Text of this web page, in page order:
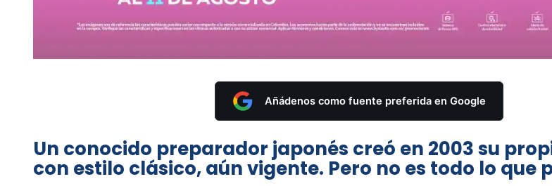
Añádenos como fuente preferida en Google
Un conocido preparador japonés creó en 2003 su
con estilo clásico, aún vigente. Pero no es todo lo que